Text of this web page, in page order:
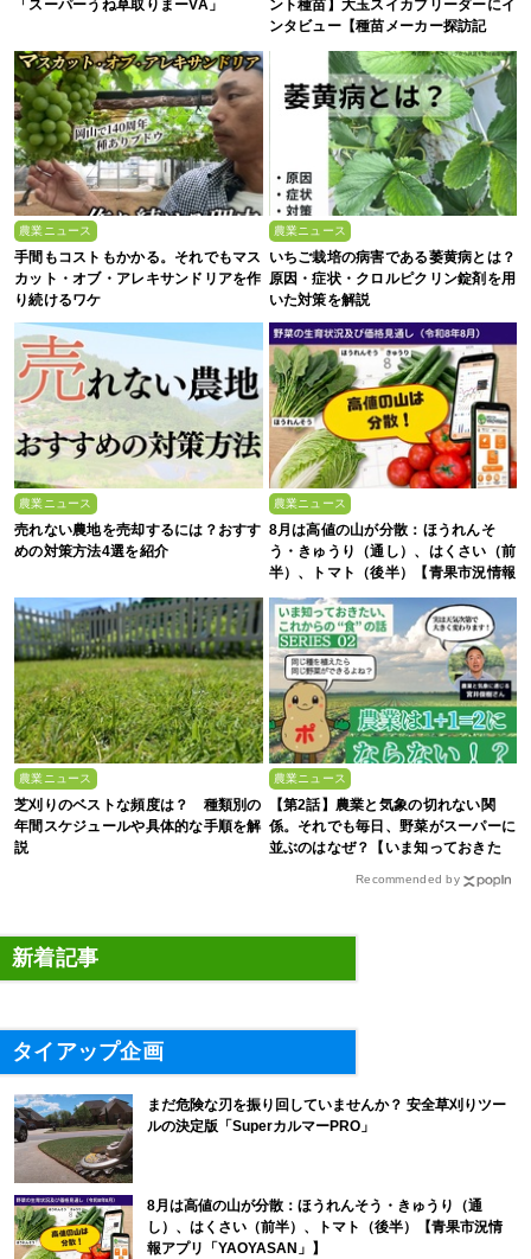
「スーパーうね草取りまーVA」
ント種苗】大玉スイカブリーダーにイ
ンタビュー【種苗メーカー探訪記
農業ニュース
手間もコストもかかる。それでもマス
カット・オブ・アレキサンドリアを作
り続けるワケ
農業ニュース
いちご栽培の病害である萎黄病とは？
原因・症状・クロルピクリン錠剤を用
いた対策を解説
農業ニュース
売れない農地を売却するには？おすす
めの対策方法4選を紹介
農業ニュース
8月は高値の山が分散：ほうれんそ
う・きゅうり（通し）、はくさい（前
半）、トマト（後半）【青果市況情報
アプリ「YAOYASAN」】
農業ニュース
芝刈りのベストな頻度は？ 種類別の
年間スケジュールや具体的な手順を解
説
農業ニュース
【第2話】農業と気象の切れない関
係。それでも毎日、野菜がスーパーに
並ぶのはなぜ？【いま知っておきた
Recommended by
新着記事
タイアップ企画
まだ危険な刃を振り回していませんか？ 安全草刈りツー
ルの決定版「SuperカルマーPRO」
8月は高値の山が分散：ほうれんそう・きゅうり（通
し）、はくさい（前半）、トマト（後半）【青果市況情
報アプリ「YAOYASAN」】